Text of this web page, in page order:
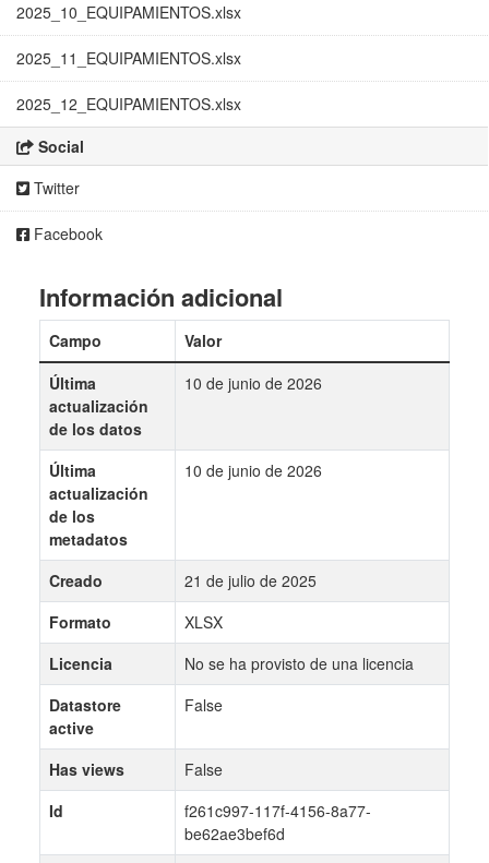
2025_10_EQUIPAMIENTOS.xlsx
2025_11_EQUIPAMIENTOS.xlsx
2025_12_EQUIPAMIENTOS.xlsx
Social
Twitter
Facebook
Información adicional
Campo
Valor
Última
actualización
de los datos
10 de junio de 2026
Última
actualización
de los
metadatos
10 de junio de 2026
Creado
21 de julio de 2025
Formato
XLSX
Licencia
No se ha provisto de una licencia
Datastore
active
False
Has views
False
Id
f261c997-117f-4156-8a77-
be62ae3bef6d